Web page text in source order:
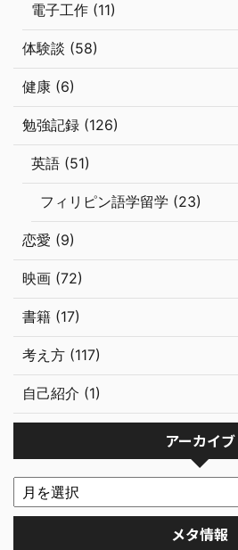
電子工作 (11)
体験談 (58)
健康 (6)
勉強記録 (126)
英語 (51)
フィリピン語学留学 (23)
恋愛 (9)
映画 (72)
書籍 (17)
考え方 (117)
自己紹介 (1)
アーカイブ
メタ情報